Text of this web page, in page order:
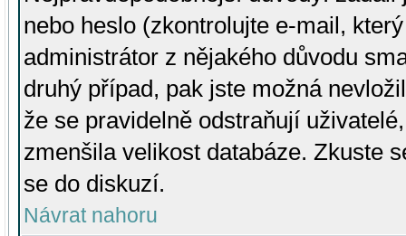
nebo heslo (zkontrolujte e-mail,
administrátor z nějakého důvodu
druhý případ, pak jste možná
že se pravidelně odstraňují
zmenšila velikost databáze. Zkuste
se do diskuzí.
Návrat nahoru